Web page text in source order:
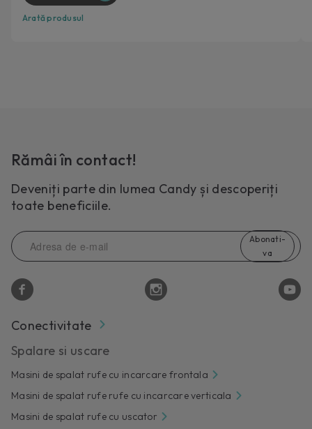
Arată produsul
Rămâi în contact!
Deveniți parte din lumea Candy și descoperiți
toate beneficiile.
Abonati-
va
Conectivitate
Spalare si uscare
Masini de spalat rufe cu incarcare frontala
Masini de spalat rufe rufe cu incarcare verticala
Masini de spalat rufe cu uscator